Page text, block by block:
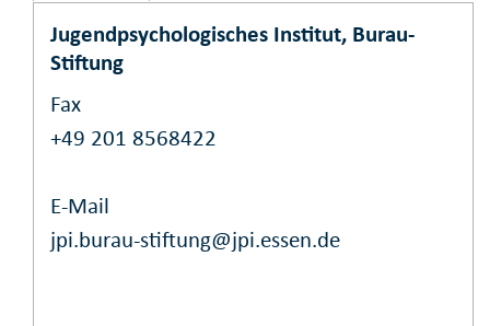
Jugendpsychologisches Institut, Burau-
Stiftung
Fax
+49 201 8568422
E-Mail
jpi.burau-stiftung@jpi.essen.de